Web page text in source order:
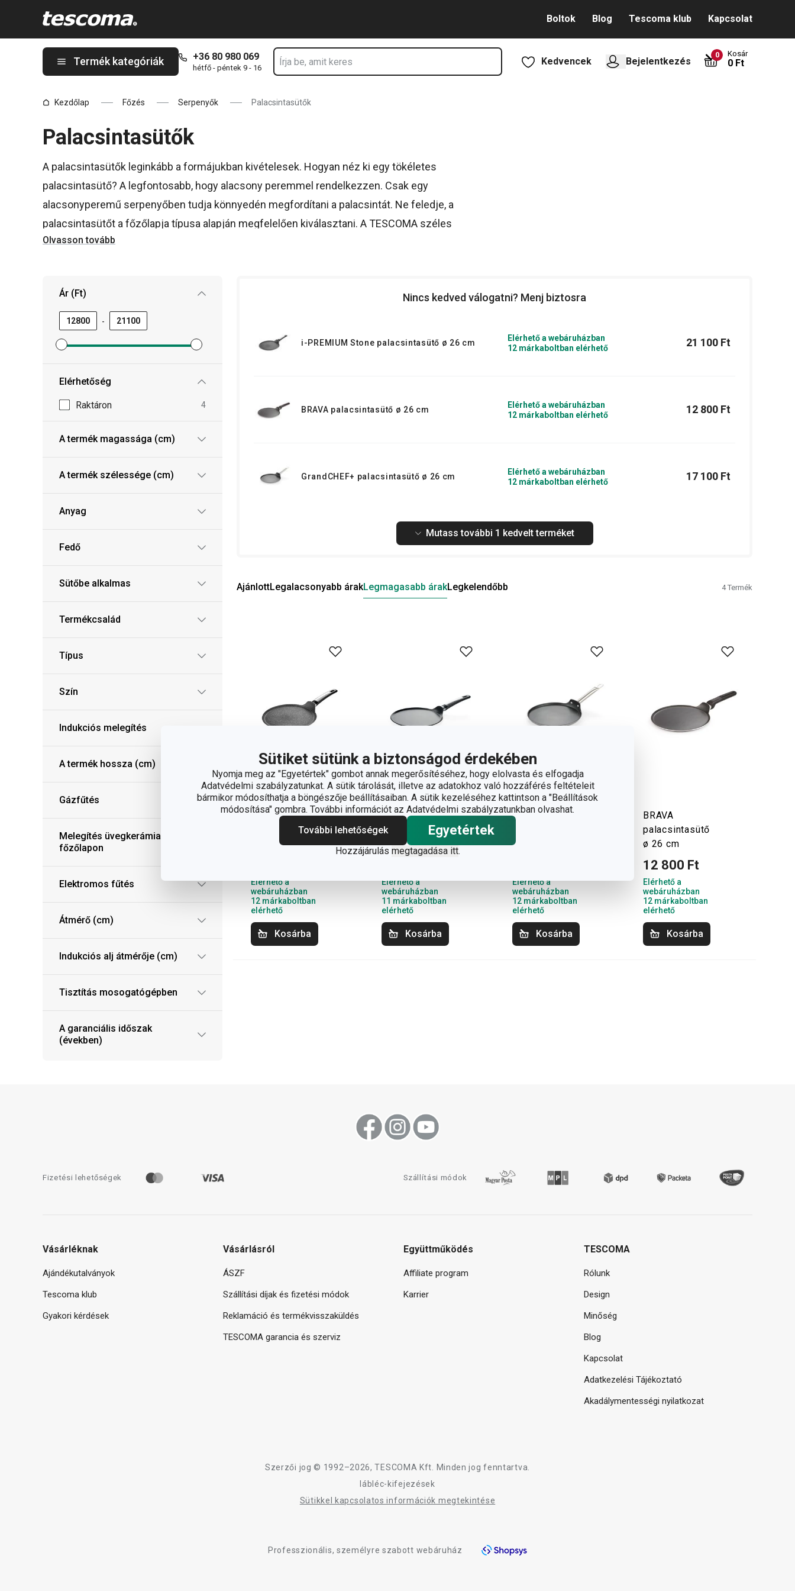
Sütiket sütünk a biztonságod érdekében
Nyomja meg az "Egyetértek" gombot annak megerősítéséhez, hogy elolvasta és elfogadja
Adatvédelmi szabályzatunkat. A sütik tárolását, illetve az adatokhoz való hozzáférés feltételeit
bármikor módosíthatja a böngészője beállításaiban. A sütik kezeléséhez kattintson a "Beállítások
módosítása" gombra. További információt az Adatvédelmi szabályzatunkban olvashat.
További lehetőségek
Egyetértek
Hozzájárulás megtagadása itt.
Boltok Blog Tescoma klub Kapcsolat
Termék kategóriák +36 80 980 069
hétfő - péntek 9 - 16
Kedvencek Bejelentkezés
0 Kosár
0 Ft
Kezdőlap Főzés Serpenyők Palacsintasütők
Palacsintasütők
A palacsintasütők leginkább a formájukban kivételesek. Hogyan néz ki egy tökéletes
palacsintasütő? A legfontosabb, hogy alacsony peremmel rendelkezzen. Csak egy
alacsonyperemű serpenyőben tudja könnyedén megfordítani a palacsintát. Ne feledje, a
palacsintasütőt a főzőlapja típusa alapján megfelelően kiválasztani. A TESCOMA széles
kínálatában találhat sütőbe helyezhető, indukciós, gázfűtéses és üvegkerámia főzőlapon
Ezután már csak elég elkészítenie a palacsinta tésztát, elővenni a fordítólapátot és már
neki is láthat a sütéshez. Jó étvágyat!
Olvasson tovább
Ár (Ft)
-
Minimum ár szűrő beállítása
Maximum ár szűrő beállítása
Elérhetőség
Raktáron 4
A termék magassága (cm)
A termék szélessége (cm)
Anyag
Fedő
Sütőbe alkalmas
Termékcsalád
Típus
Szín
Indukciós melegítés
A termék hossza (cm)
Gázfűtés
Melegítés üvegkerámia
főzőlapon
Elektromos fűtés
Átmérő (cm)
Indukciós alj átmérője (cm)
Tisztítás mosogatógépben
A garanciális időszak
(években)
Nincs kedved válogatni? Menj biztosra
i-PREMIUM Stone palacsintasütő ø 26 cm
Elérhető a webáruházban
12 márkaboltban elérhető
21 100 Ft
BRAVA palacsintasütő ø 26 cm
Elérhető a webáruházban
12 márkaboltban elérhető
12 800 Ft
GrandCHEF+ palacsintasütő ø 26 cm
Elérhető a webáruházban
12 márkaboltban elérhető
17 100 Ft
Mutass további 1 kedvelt terméket
AjánlottLegalacsonyabb árakLegmagasabb árakLegkelendőbb 4Termék
Ingyen szállítás
i-PREMIUM Stone
palacsintasütő
ø 26 cm
Elérhető a
webáruházban
12 márkaboltban
elérhető
Kosárba
Ingyen szállítás
i-PREMIUM
palacsintasütő
ø 26 cm
Elérhető a
webáruházban
11 márkaboltban
elérhető
Kosárba
GrandCHEF+
ø 26 cm
Elérhető a
webáruházban
12 márkaboltban
elérhető
Kosárba
BRAVA
palacsintasütő
ø 26 cm
12 800 Ft
Elérhető a
webáruházban
12 márkaboltban
elérhető
Kosárba
Fizetési lehetőségek Szállítási módok
Vásárléknak
Ajándékutalványok
Tescoma klub
Gyakori kérdések
Vásárlásról
ÁSZF
Szállítási díjak és fizetési módok
Reklamáció és termékvisszaküldés
TESCOMA garancia és szerviz
Együttműködés
Affiliate program
Karrier
TESCOMA
Rólunk
Design
Minőség
Blog
Kapcsolat
Adatkezelési Tájékoztató
Akadálymentességi nyilatkozat
Szerzői jog © 1992–2026, TESCOMA Kft. Minden jog fenntartva.
lábléc-kifejezések
Sütikkel kapcsolatos információk megtekintése
Professzionális, személyre szabott webáruház